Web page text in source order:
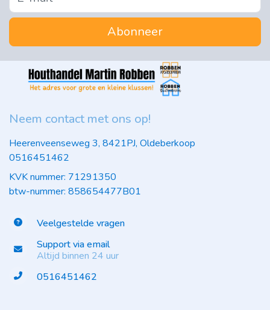
Abonneer
Neem contact met ons op!
Heerenveenseweg 3, 8421PJ, Oldeberkoop
0516451462
KVK nummer: 71291350
btw-nummer: 858654477B01
Veelgestelde vragen
Support via email
Altijd binnen 24 uur
0516451462